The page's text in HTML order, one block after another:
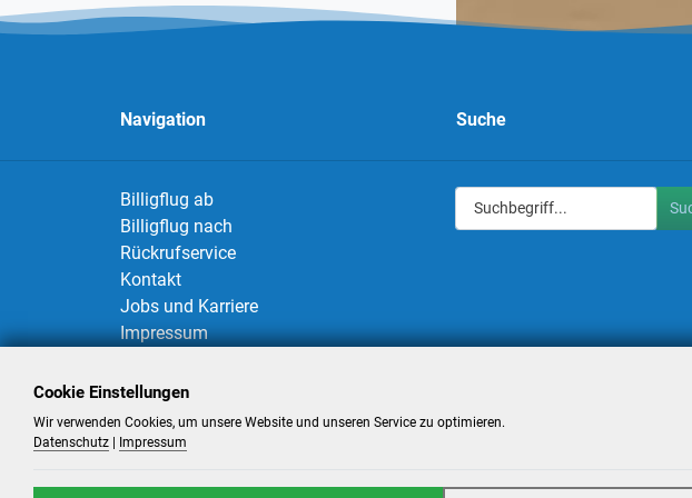
Navigation
Billigflug ab
Billigflug nach
Rückrufservice
Kontakt
Jobs und Karriere
Impressum
AGBs
Datenschutzeinstellungen
Suche
Cookie Einstellungen
Wir verwenden Cookies, um unsere Website und unseren Service zu optimieren.
Datenschutz
Impressum